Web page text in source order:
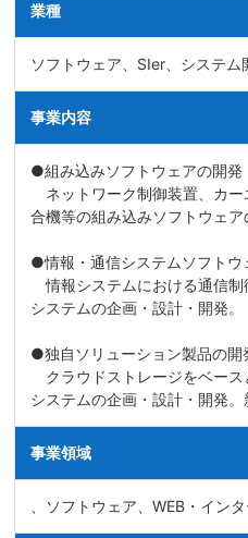
業種
ソフトウェア、SIer、システム
事業内容
●組み込みソフトウェアの開発
ネットワーク制御装置、カー
合機等の組み込みソフトウェア
●情報・通信システムソフトウ
情報システムにおける通信
システムの企画・設計・開発。
●独自ソリューション製品の開
クラウドストレージをベース
システムの企画・設計・開発。
事業領域
、ソフトウェア、WEB・イン